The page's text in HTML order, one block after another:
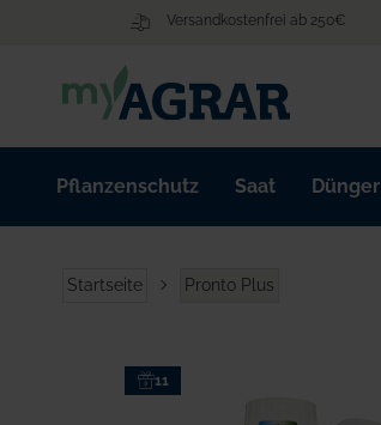
Versandkostenfrei ab 250€
Pflanzenschutz Saat Dünger
Startseite Pronto Plus
11